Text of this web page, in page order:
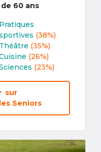
60 ans
Pratiques
(38%)
Théâtre (35%)
(26%)
(23%)
sur
Seniors